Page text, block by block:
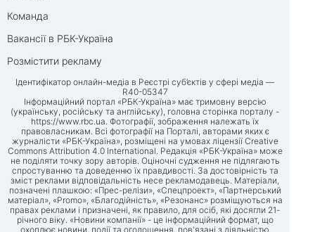
Команда
Вакансії в РБК-Україна
Розмістити рекламу
Ідентифікатор онлайн-медіа в Реєстрі суб’єктів у сфері медіа —
R40-05347
Інформаційний портал «РБК-Україна» має тримовну версію
(українську, російську та англійську), головна сторінка порталу -
https://www.rbc.ua. Фотографії, зображення належать їх
правовласникам. Всі фотографії на Порталі, авторами яких є
журналісти «РБК-Україна», розміщені на умовах ліцензії Creative
Commons Attribution 4.0 International. Редакція «РБК-Україна» може
не поділяти точку зору авторів. Оціночні судження не підлягають
спростуванню та доведенню їх правдивості. За достовірність та
зміст реклами відповідальність несе рекламодавець. Матеріали,
позначені плашкою: «Прес-релізи», «Спецпроект», «Партнерський
матеріал», «Promo», «Благодійність», «Резонанс» розміщуються на
правах реклами і призначені, як правило, для осіб, які досягли 21-
річного віку. «Новини компанії» - це інформаційний формат, що
охоплює новини, події та оголошення, пов'язані з діяльністю